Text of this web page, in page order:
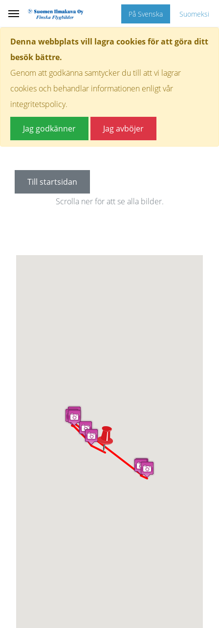
Denna webbplats vill lagra cookies för att göra ditt
besök bättre.
Genom att godkänna samtycker du till att vi lagrar
cookies och behandlar informationen enligt vår
integritetspolicy.
Jag godkänner Jag avböjer
På Svenska Suomeksi
Till startsidan
Scrolla ner för att se alla bilder.